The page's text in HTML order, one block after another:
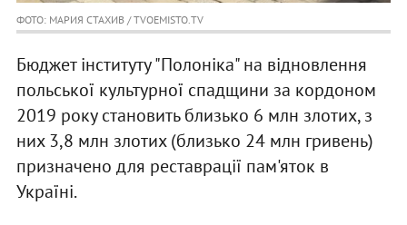
ФОТО: МАРИЯ СТАХИВ / TVOEMISTO.TV
Бюджет інституту "Полоніка" на відновлення
польської культурної спадщини за кордоном
2019 року становить близько 6 млн злотих, з
них 3,8 млн злотих (близько 24 млн гривень)
призначено для реставрації пам'яток в
Україні.